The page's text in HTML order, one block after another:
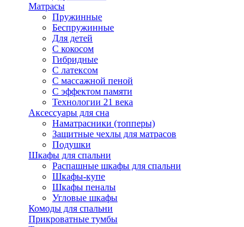
Матрасы
Пружинные
Беспружинные
Для детей
C кокосом
Гибридные
С латексом
С массажной пеной
С эффектом памяти
Технологии 21 века
Аксессуары для сна
Наматрасники (топперы)
Защитные чехлы для матрасов
Подушки
Шкафы для спальни
Распашные шкафы для спальни
Шкафы-купе
Шкафы пеналы
Угловые шкафы
Комоды для спальни
Прикроватные тумбы